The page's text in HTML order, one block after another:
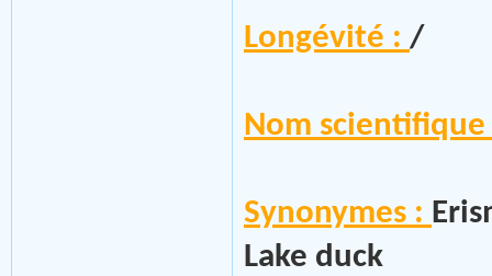
Longévité : /
Nom
Synonymes :
Lake duck